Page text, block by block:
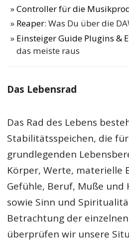
Controller für die
Reaper: Was Du über die
Einsteiger Guide Plugins &
das meiste raus
Das Lebensrad
Das Rad des Lebens
Stabilitätsspeichen, die
grundlegenden
Körper, Werte, materielle
Gefühle, Beruf, Muße und
sowie Sinn und
Betrachtung der
überprüfen wir unsere